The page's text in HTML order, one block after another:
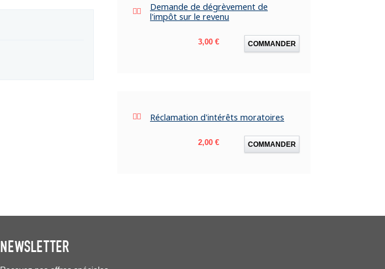
Demande de dégrèvement de
l'impôt sur le revenu
Prix
3,00 € COMMANDER
Réclamation d'intérêts moratoires
Prix
2,00 € COMMANDER
NEWSLETTER